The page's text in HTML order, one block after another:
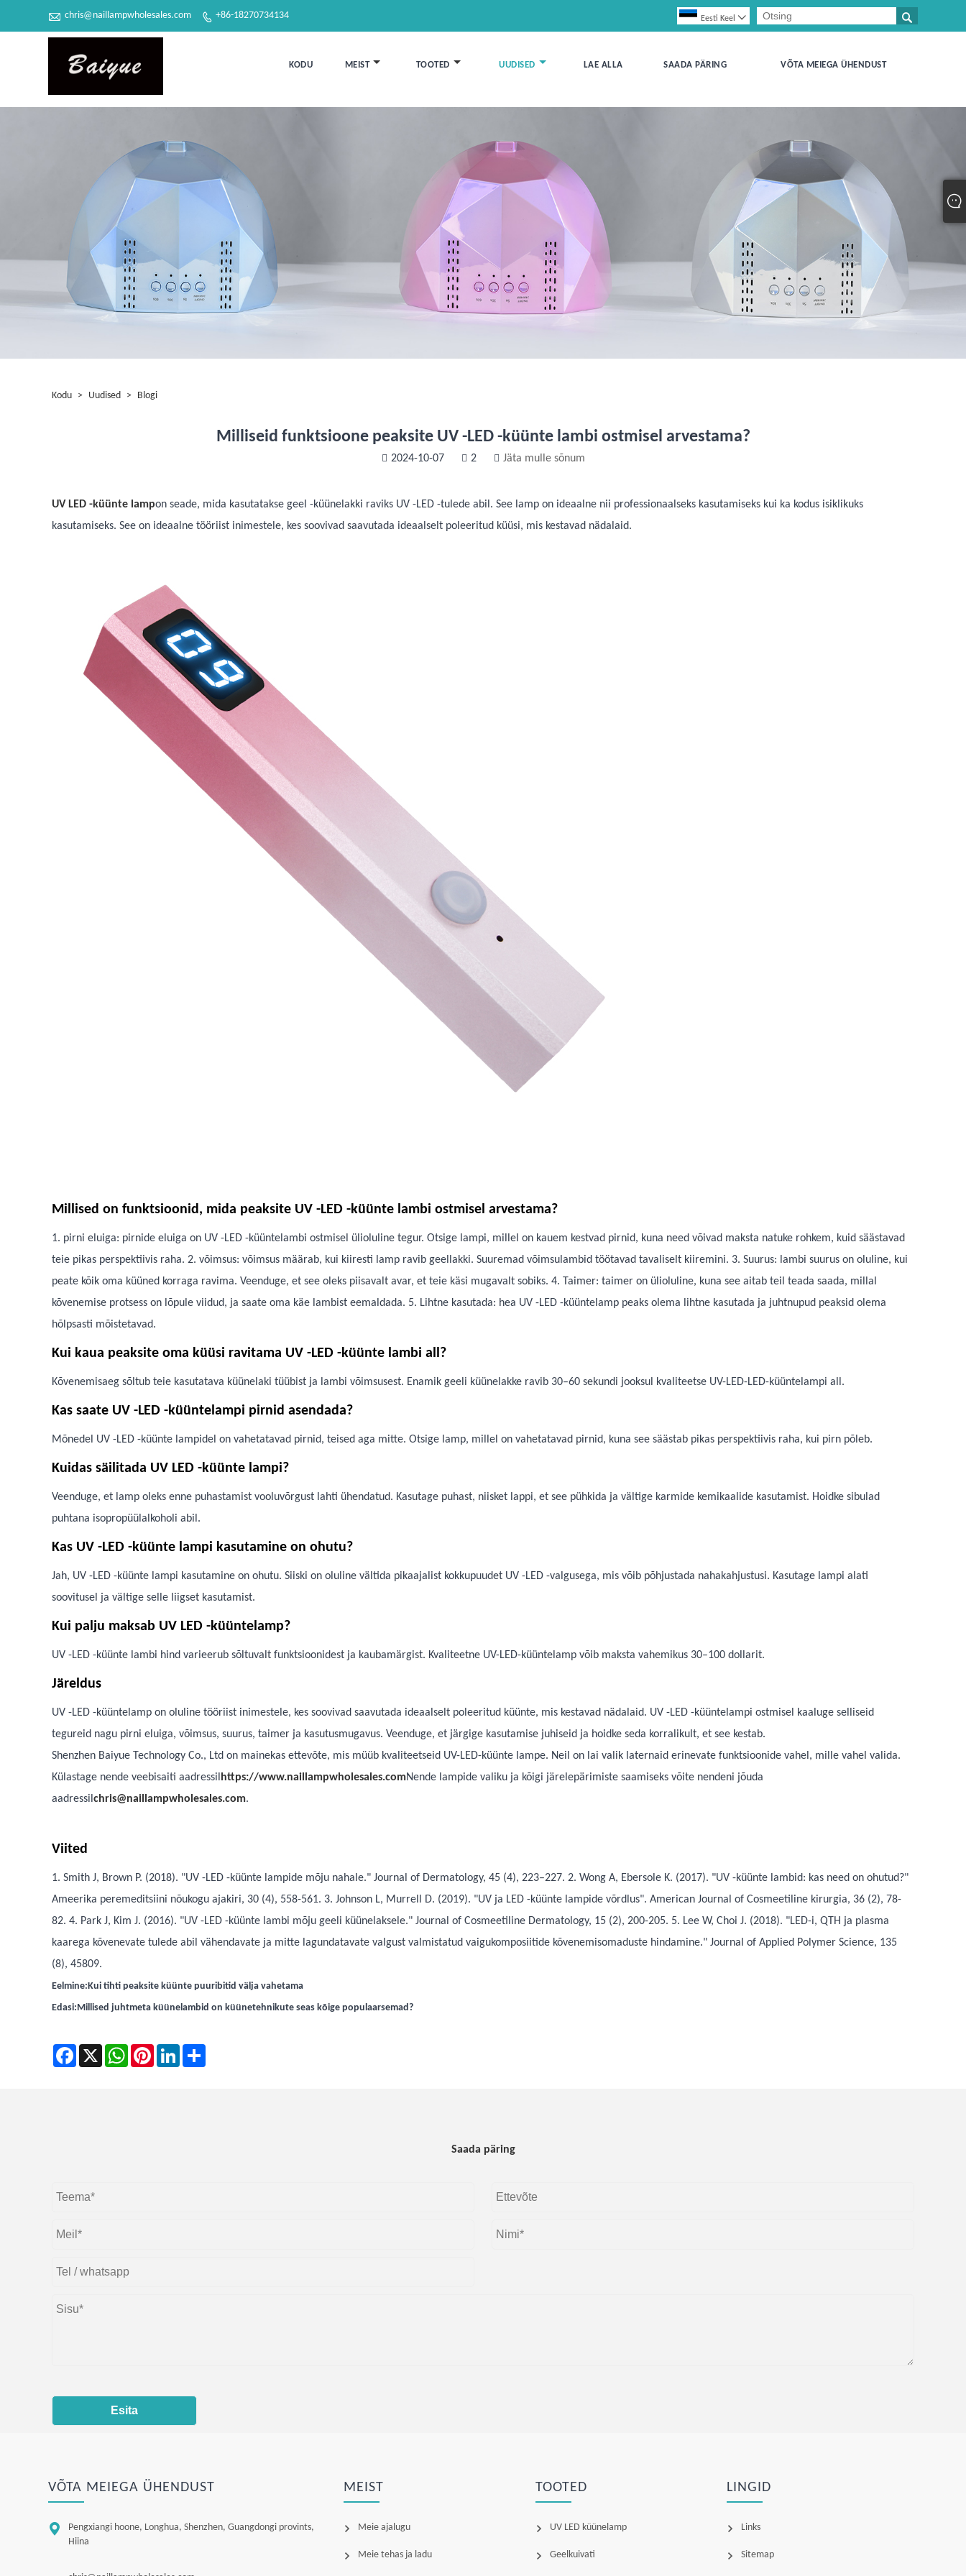
 chris@naillampwholesales.com  +86-18270734134 
Eesti Keel 
KODU MEIST TOOTED UUDISED LAE ALLA SAADA PÄRING VÕTA MEIEGA ÜHENDUST
Kodu > Uudised > Blogi
Milliseid funktsioone peaksite UV -LED -küünte lambi ostmisel arvestama?
2024-10-07 2 Jäta mulle sõnum
UV LED -küünte lampon seade, mida kasutatakse geel -küünelakki raviks UV -LED -tulede abil. See lamp on ideaalne nii professionaalseks kasutamiseks kui ka kodus isiklikuks
kasutamiseks. See on ideaalne tööriist inimestele, kes soovivad saavutada ideaalselt poleeritud küüsi, mis kestavad nädalaid.
Millised on funktsioonid, mida peaksite UV -LED -küünte lambi ostmisel arvestama?
1. pirni eluiga: pirnide eluiga on UV -LED -küüntelambi ostmisel ülioluline tegur. Otsige lampi, millel on kauem kestvad pirnid, kuna need võivad maksta natuke rohkem, kuid säästavad
teie pikas perspektiivis raha. 2. võimsus: võimsus määrab, kui kiiresti lamp ravib geellakki. Suuremad võimsulambid töötavad tavaliselt kiiremini. 3. Suurus: lambi suurus on oluline, kui
peate kõik oma küüned korraga ravima. Veenduge, et see oleks piisavalt avar, et teie käsi mugavalt sobiks. 4. Taimer: taimer on ülioluline, kuna see aitab teil teada saada, millal
kõvenemise protsess on lõpule viidud, ja saate oma käe lambist eemaldada. 5. Lihtne kasutada: hea UV -LED -küüntelamp peaks olema lihtne kasutada ja juhtnupud peaksid olema
hõlpsasti mõistetavad.
Kui kaua peaksite oma küüsi ravitama UV -LED -küünte lambi all?
Kõvenemisaeg sõltub teie kasutatava küünelaki tüübist ja lambi võimsusest. Enamik geeli küünelakke ravib 30–60 sekundi jooksul kvaliteetse UV-LED-LED-küüntelampi all.
Kas saate UV -LED -küüntelampi pirnid asendada?
Mõnedel UV -LED -küünte lampidel on vahetatavad pirnid, teised aga mitte. Otsige lamp, millel on vahetatavad pirnid, kuna see säästab pikas perspektiivis raha, kui pirn põleb.
Kuidas säilitada UV LED -küünte lampi?
Veenduge, et lamp oleks enne puhastamist vooluvõrgust lahti ühendatud. Kasutage puhast, niisket lappi, et see pühkida ja vältige karmide kemikaalide kasutamist. Hoidke sibulad
puhtana isopropüülalkoholi abil.
Kas UV -LED -küünte lampi kasutamine on ohutu?
Jah, UV -LED -küünte lampi kasutamine on ohutu. Siiski on oluline vältida pikaajalist kokkupuudet UV -LED -valgusega, mis võib põhjustada nahakahjustusi. Kasutage lampi alati
soovitusel ja vältige selle liigset kasutamist.
Kui palju maksab UV LED -küüntelamp?
UV -LED -küünte lambi hind varieerub sõltuvalt funktsioonidest ja kaubamärgist. Kvaliteetne UV-LED-küüntelamp võib maksta vahemikus 30–100 dollarit.
Järeldus
UV -LED -küüntelamp on oluline tööriist inimestele, kes soovivad saavutada ideaalselt poleeritud küünte, mis kestavad nädalaid. UV -LED -küüntelampi ostmisel kaaluge selliseid
tegureid nagu pirni eluiga, võimsus, suurus, taimer ja kasutusmugavus. Veenduge, et järgige kasutamise juhiseid ja hoidke seda korralikult, et see kestab.
Shenzhen Baiyue Technology Co., Ltd on mainekas ettevõte, mis müüb kvaliteetseid UV-LED-küünte lampe. Neil on lai valik laternaid erinevate funktsioonide vahel, mille vahel valida.
Külastage nende veebisaiti aadressilhttps://www.naillampwholesales.comNende lampide valiku ja kõigi järelepärimiste saamiseks võite nendeni jõuda
aadressilchris@naillampwholesales.com.
Viited
1. Smith J, Brown P. (2018). "UV -LED -küünte lampide mõju nahale." Journal of Dermatology, 45 (4), 223–227. 2. Wong A, Ebersole K. (2017). "UV -küünte lambid: kas need on ohutud?"
Ameerika peremeditsiini nõukogu ajakiri, 30 (4), 558-561. 3. Johnson L, Murrell D. (2019). "UV ja LED -küünte lampide võrdlus". American Journal of Cosmeetiline kirurgia, 36 (2), 78-
82. 4. Park J, Kim J. (2016). "UV -LED -küünte lambi mõju geeli küünelaksele." Journal of Cosmeetiline Dermatology, 15 (2), 200-205. 5. Lee W, Choi J. (2018). "LED-i, QTH ja plasma
kaarega kõvenevate tulede abil vähendavate ja mitte lagundatavate valgust valmistatud vaigukomposiitide kõvenemisomaduste hindamine." Journal of Applied Polymer Science, 135
(8), 45809.
Eelmine:Kui tihti peaksite küünte puuribitid välja vahetama
Edasi:Millised juhtmeta küünelambid on küünetehnikute seas kõige populaarsemad?
Facebook
X WhatsAppPinterestLinkedIn
Saada päring
Esita
VÕTA MEIEGA ÜHENDUST

Pengxiangi hoone, Longhua, Shenzhen, Guangdongi provints,
Hiina
MEIST
Meie ajalugu
Meie tehas ja ladu
TOOTED
UV LED küünelamp
Geelkuivati
LINGID
Links
Sitemap